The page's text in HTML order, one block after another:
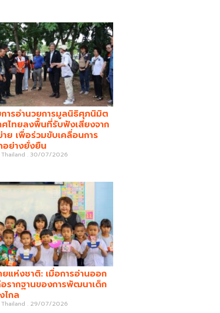
ารอำนวยการมูลนิธิศุภนิมิต
ศไทยลงพื้นที่รับฟังเสียงจาก
าย เพื่อร่วมขับเคลื่อนการ
ย่างยั่งยืน
30/07/2026
ยแห่งชาติ: เมื่อการอ่านออก
รากฐานของการพัฒนาเด็ก
ไกล
29/07/2026